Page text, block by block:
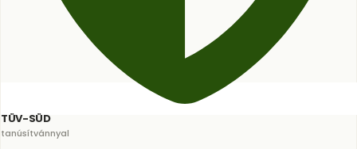
TÜV-SÜD
tanúsítvánnyal